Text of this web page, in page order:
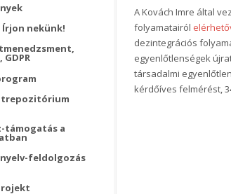
Írjon nekünk!
támogatás a
feldolgozás
A Kovách Imre által
folyamatairól
dezintegrációs
egyenlőtlenségek
társadalmi
kérdőíves felmérést,